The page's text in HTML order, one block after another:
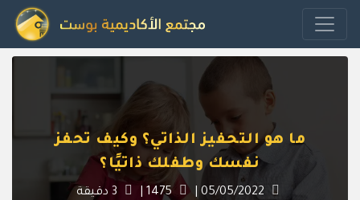
ما هو التحفيز الذاتي؟ وكيف تحفز
نفسك وطفلك ذاتيًا؟
05/05/2022
3 دقيقة